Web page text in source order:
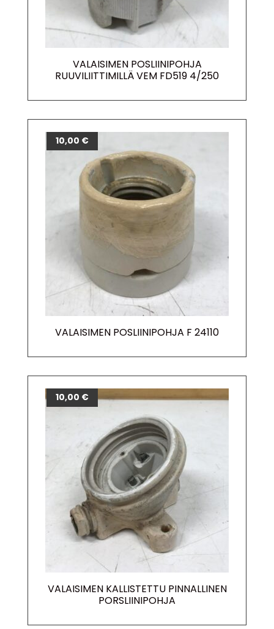
VALAISIMEN POSLIINIPOHJA
RUUVILIITTIMILLÄ VEM FD519 4/250
VALAISIMEN POSLIINIPOHJA F 24110
10,00 €
VALAISIMEN KALLISTETTU PINNALLINEN
PORSLIINIPOHJA
10,00 €